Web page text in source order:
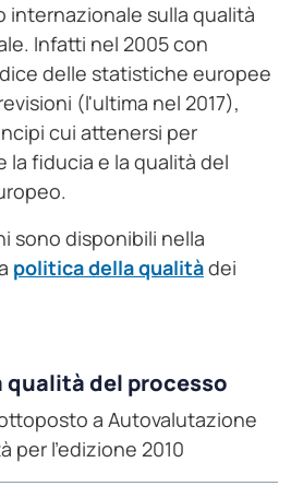
internazionale sulla qualità
Infatti nel 2005 con
delle statistiche europee
(l'ultima nel 2017),
cui attenersi per
la fiducia e la qualità del
sono disponibili nella
politica della qualitàdei
del processo
a Autovalutazione
per l'edizione 2010